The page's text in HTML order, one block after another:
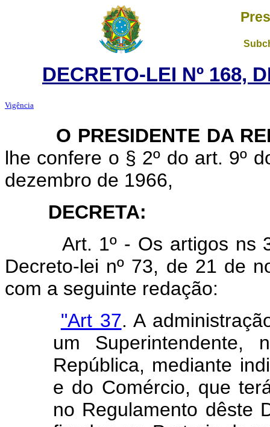
DECRETO-LEI Nº 168,
Vigência
O PRESIDENTE DA
lhe confere o § 2º do art. 9º
dezembro de 1966,
DECRETA:
Art. 1º - Os artigos ns
Decreto-lei nº 73, de 21 de
com a seguinte redação:
"Art 37. A
um Superintendente,
República, mediante
e do Comércio, que
no Regulamento dêste